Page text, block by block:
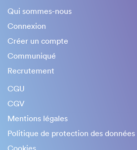
Qui sommes-nous
Connexion
Créer un compte
Communiqué
Recrutement
CGU
CGV
Mentions légales
Politique de protection des